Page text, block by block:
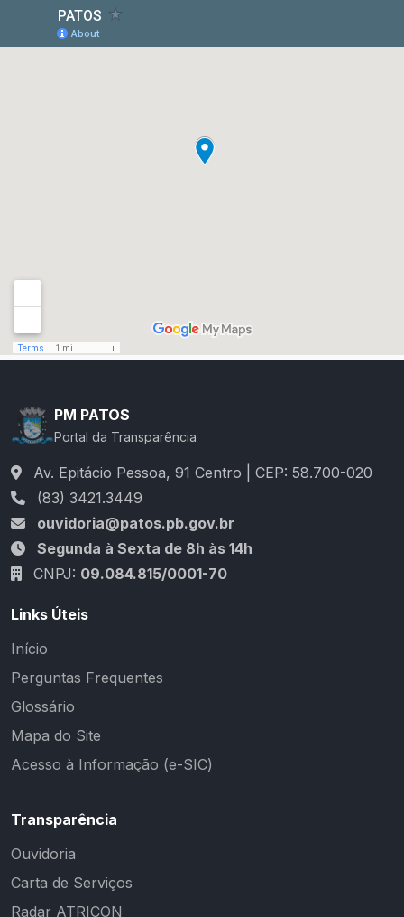
PM PATOS
Portal da Transparência
Av. Epitácio Pessoa, 91 Centro | CEP: 58.700-020
(83) 3421.3449
ouvidoria@patos.pb.gov.br
Segunda à Sexta de 8h às 14h
CNPJ: 09.084.815/0001-70
Links Úteis
Início
Perguntas Frequentes
Glossário
Mapa do Site
Acesso à Informação (e-SIC)
Transparência
Ouvidoria
Carta de Serviços
Radar ATRICON